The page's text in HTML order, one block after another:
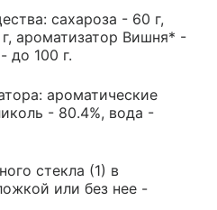
сахароза - 60 г,
ароматизатор Вишня* -
до 100 г.
ароматические
- 80.4%, вода -
стекла (1) в
или без нее -